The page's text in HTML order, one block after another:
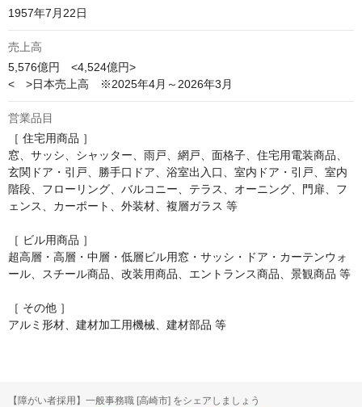
1957年7月22日
売上高
5,576億円　<4,524億円>
<　>日本売上高　※2025年4月～2026年3月
営業品目
［ 住宅用商品 ］
窓、サッシ、シャッター、雨戸、網戸、面格子、住宅用電装商品、
玄関ドア・引戸、勝手口ドア、浴室出入口、室内ドア・引戸、室内
階段、フローリング、バルコニー、テラス、オーニング、門扉、フ
ェンス、カーポート、外装材、複層ガラス 等
［ ビル用商品 ］
超高層・高層・中層・低層ビル用窓・サッシ・ドア・カーテンウォ
ール、スチール商品、改装用商品、エントランス商品、景観商品 等
［ その他 ］
アルミ形材、建材加工用機械、建材部品 等
【障がい者採用】一般事務職 [高崎市] をシェアしましょう